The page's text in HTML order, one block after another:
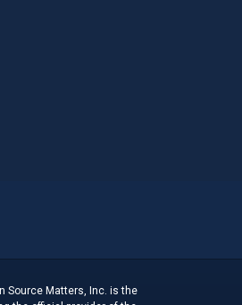
Source Matters, Inc. is the